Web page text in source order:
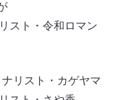
スト・令和ロマン
リスト・カゲヤマ